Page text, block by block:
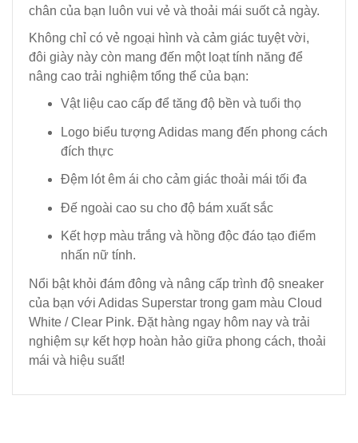
chân của bạn luôn vui vẻ và thoải mái suốt cả ngày.
Không chỉ có vẻ ngoại hình và cảm giác tuyệt vời,
đôi giày này còn mang đến một loạt tính năng để
nâng cao trải nghiệm tổng thể của bạn:
Vật liệu cao cấp để tăng độ bền và tuổi thọ
Logo biểu tượng Adidas mang đến phong cách
đích thực
Đệm lót êm ái cho cảm giác thoải mái tối đa
Đế ngoài cao su cho độ bám xuất sắc
Kết hợp màu trắng và hồng độc đáo tạo điểm
nhấn nữ tính.
Nổi bật khỏi đám đông và nâng cấp trình độ sneaker
của bạn với Adidas Superstar trong gam màu Cloud
White / Clear Pink. Đặt hàng ngay hôm nay và trải
nghiệm sự kết hợp hoàn hảo giữa phong cách, thoải
mái và hiệu suất!